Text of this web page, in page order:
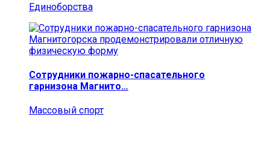
Единоборства
Сотрудники пожарно-спасательного
гарнизона Магнито…
Массовый спорт